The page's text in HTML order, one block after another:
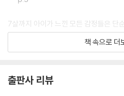
바르게 맛있는 밥을 먹어요.
화장실 사용 방법을 배워요.
스스로 샤워하기에 도전해요.
일정한 시간에 잠을 자요.
내 물건은 내가 챙겨요.
7살까지 아이가 느낀 모든 감정들은 단
이고 쌓여 아이의 성격을 만듭니다. 흔히
을 하지만, 이와는 반대로 태어난 후 경
---p.32
책 속으로 더
출판사 리뷰